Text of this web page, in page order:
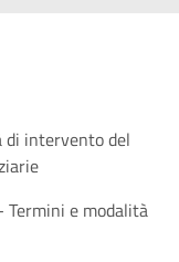
di intervento del
Termini e modalità